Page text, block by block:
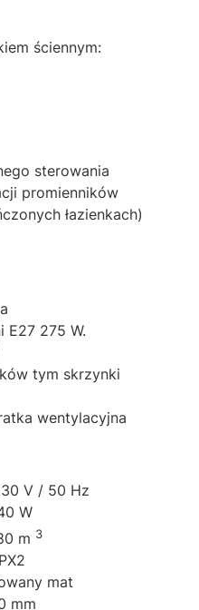
ściennym:
sterowania
promienników
łazienkach)
E27 275 W.
tym skrzynki
wentylacyjna
V / 50 Hz
W
m 3
mat
mm